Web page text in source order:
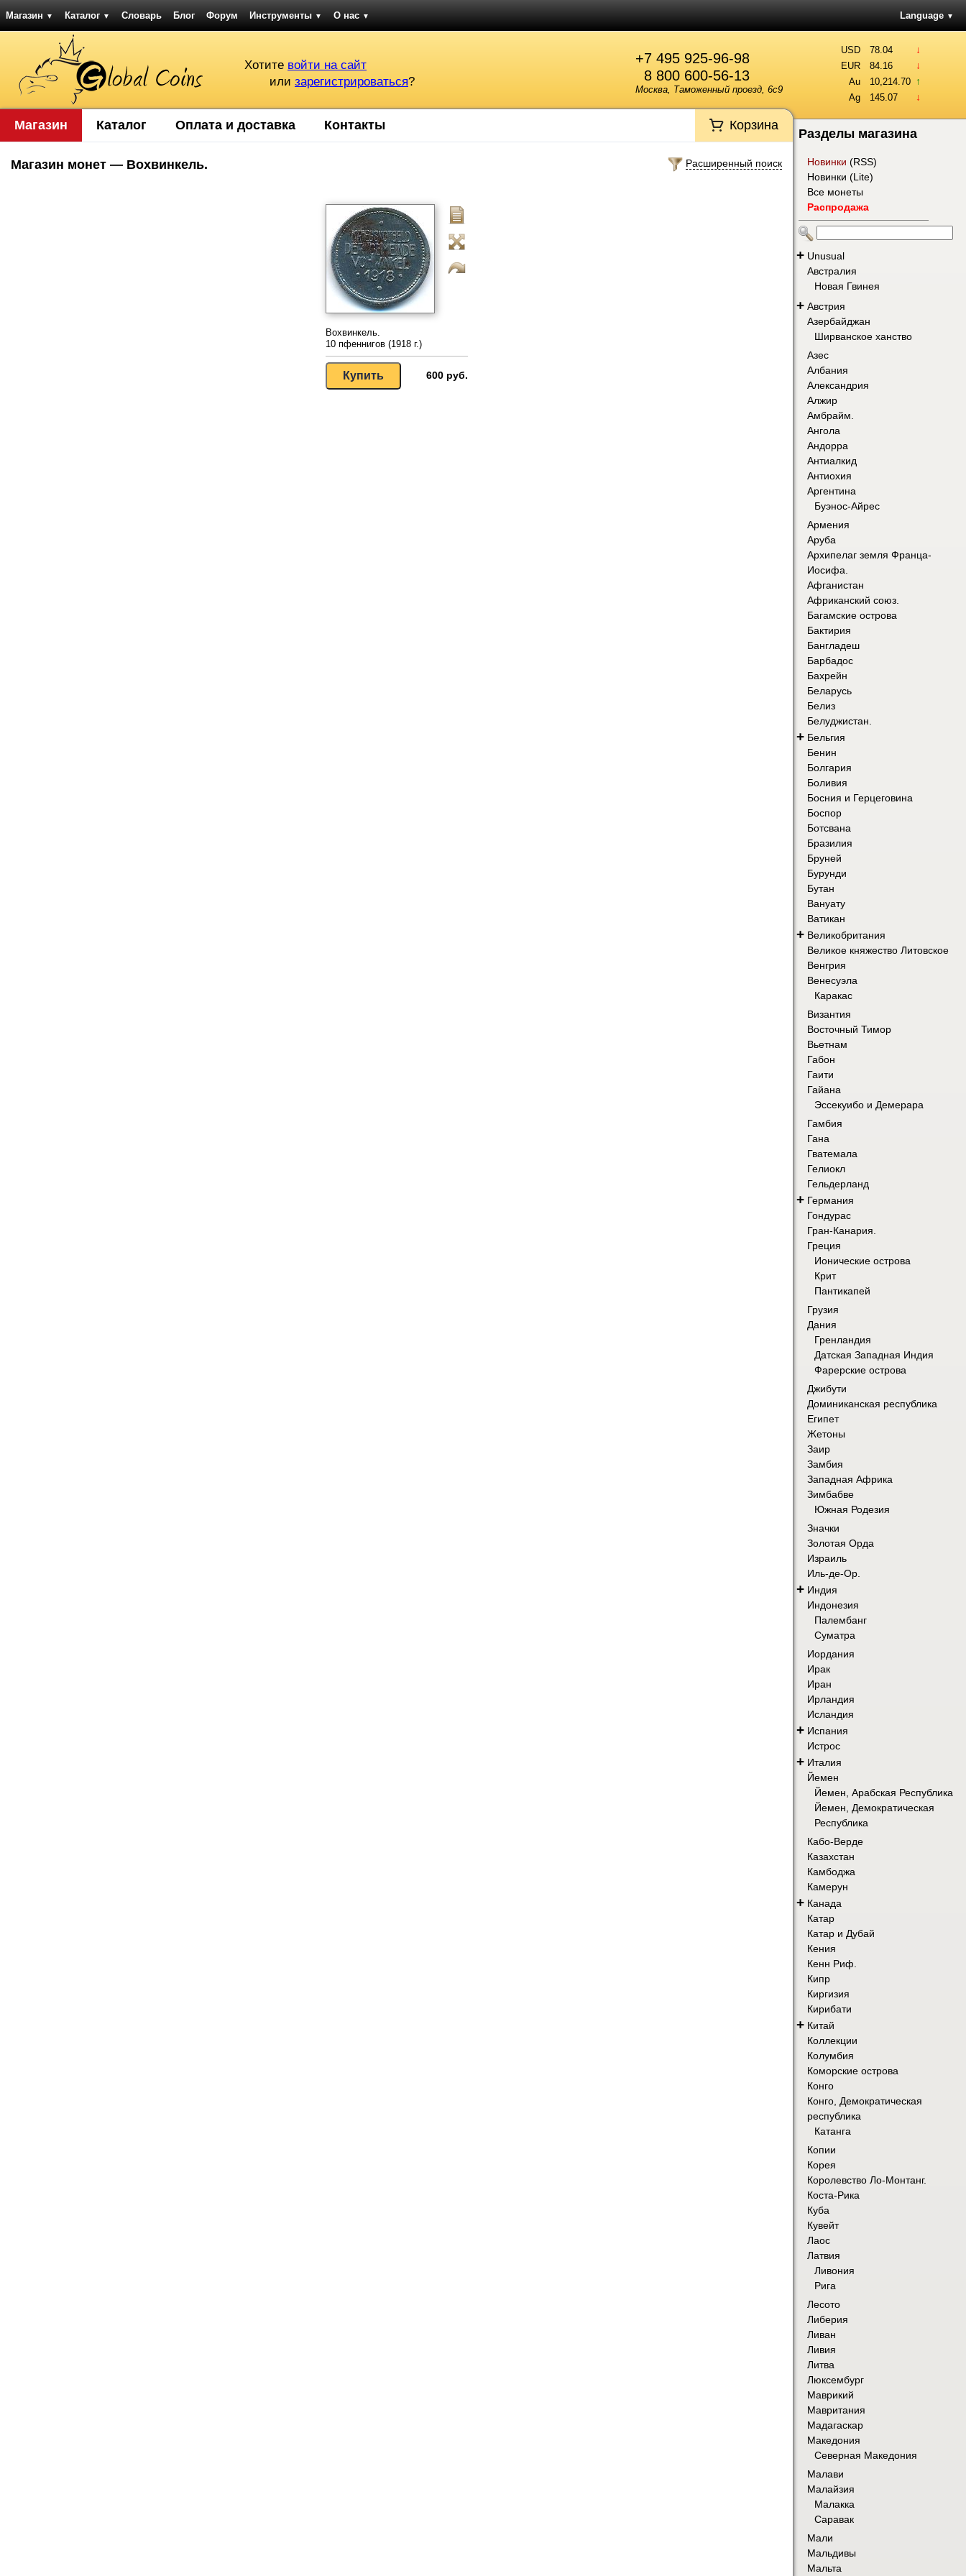
Магазин ▼ Каталог ▼ Словарь Блог Форум Инструменты ▼ О нас ▼ Language ▼
+7 495 925-96-98
8 800 600-56-13
Москва, Таможенный проезд, 6с9
Хотите войти на сайт
или зарегистрироваться?
USD 78.04 ↓
EUR 84.16 ↓
Au 10,214.70 ↑
Ag 145.07 ↓
Магазин Каталог Оплата и доставка Контакты Корзина
Расширенный поиск
Магазин монет — Вохвинкель.
Вохвинкель.
10 пфеннигов (1918 г.)
600 руб.
Разделы магазина
Новинки (RSS)
Новинки (Lite)
Все монеты
Распродажа
+ Unusual
Австралия
Новая Гвинея
+ Австрия
Азербайджан
Ширванское ханство
Азес
Албания
Александрия
Алжир
Амбрайм.
Ангола
Андорра
Антиалкид
Антиохия
Аргентина
Буэнос-Айрес
Армения
Аруба
Архипелаг земля Франца-
Иосифа.
Афганистан
Африканский союз.
Багамские острова
Бактирия
Бангладеш
Барбадос
Бахрейн
Беларусь
Белиз
Белуджистан.
+ Бельгия
Бенин
Болгария
Боливия
Босния и Герцеговина
Боспор
Ботсвана
Бразилия
Бруней
Бурунди
Бутан
Вануату
Ватикан
+ Великобритания
Великое княжество Литовское
Венгрия
Венесуэла
Каракас
Византия
Восточный Тимор
Вьетнам
Габон
Гаити
Гайана
Эссекуибо и Демерара
Гамбия
Гана
Гватемала
Гелиокл
Гельдерланд
+ Германия
Гондурас
Гран-Канария.
Греция
Ионические острова
Крит
Пантикапей
Грузия
Дания
Гренландия
Датская Западная Индия
Фарерские острова
Джибути
Доминиканская республика
Египет
Жетоны
Заир
Замбия
Западная Африка
Зимбабве
Южная Родезия
Значки
Золотая Орда
Израиль
Иль-де-Ор.
+ Индия
Индонезия
Палембанг
Суматра
Иордания
Ирак
Иран
Ирландия
Исландия
+ Испания
Истрос
+ Италия
Йемен
Йемен, Арабская Республика
Йемен, Демократическая
Республика
Кабо-Верде
Казахстан
Камбоджа
Камерун
+ Канада
Катар
Катар и Дубай
Кения
Кенн Риф.
Кипр
Киргизия
Кирибати
+ Китай
Коллекции
Колумбия
Коморские острова
Конго
Конго, Демократическая
республика
Катанга
Копии
Корея
Королевство Ло-Монтанг.
Коста-Рика
Куба
Кувейт
Лаос
Латвия
Ливония
Рига
Лесото
Либерия
Ливан
Ливия
Литва
Люксембург
Маврикий
Мавритания
Мадагаскар
Македония
Северная Македония
Малави
Малайзия
Малакка
Саравак
Мали
Мальдивы
Мальта